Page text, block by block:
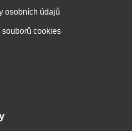
osobních údajů
cookies